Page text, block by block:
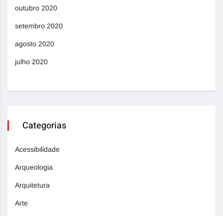
outubro 2020
setembro 2020
agosto 2020
julho 2020
Categorias
Acessibilidade
Arqueologia
Arquitetura
Arte